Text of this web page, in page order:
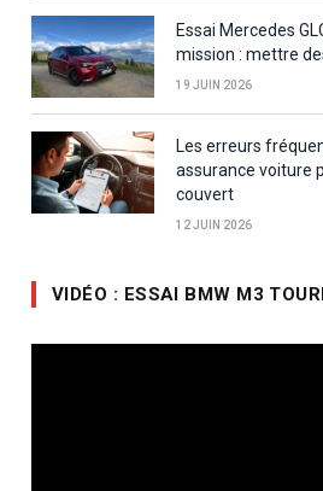
Essai Mercedes
mission : mettre
19 JUIN 2026
Les erreurs
assurance voiture
couvert
12 JUIN 2026
VIDÉO : ESSAI BMW M3